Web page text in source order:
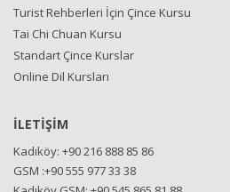
Turist Rehberleri İçin Çince Kursu
Tai Chi Chuan Kursu
Standart Çince Kurslar
Online Dil Kursları
İLETİŞİM
Kadıköy: +90 216 888 85 86
GSM :+90 555 977 33 38